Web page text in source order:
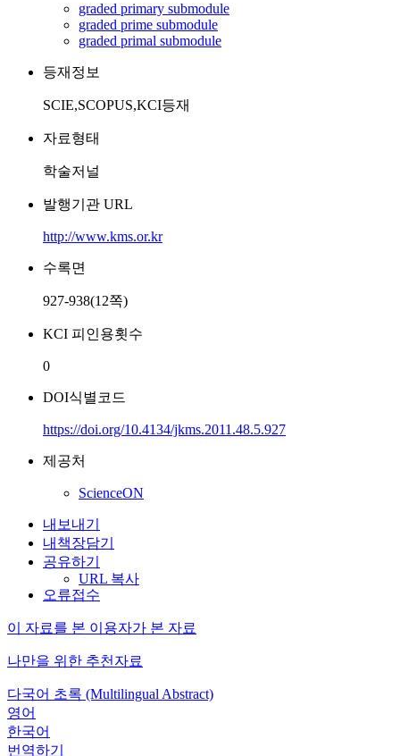
graded primary submodule
graded prime submodule
graded primal submodule
등재정보
SCIE,SCOPUS,KCI등재
자료형태
학술저널
발행기관 URL
http://www.kms.or.kr
수록면
927-938(12쪽)
KCI 피인용횟수
0
DOI식별코드
https://doi.org/10.4134/jkms.2011.48.5.927
제공처
ScienceON
내보내기
내책장담기
공유하기
URL 복사
오류접수
이 자료를 본 이용자가 본 자료
나만을 위한 추천자료
다국어 초록 (Multilingual Abstract)
영어
한국어
번역하기